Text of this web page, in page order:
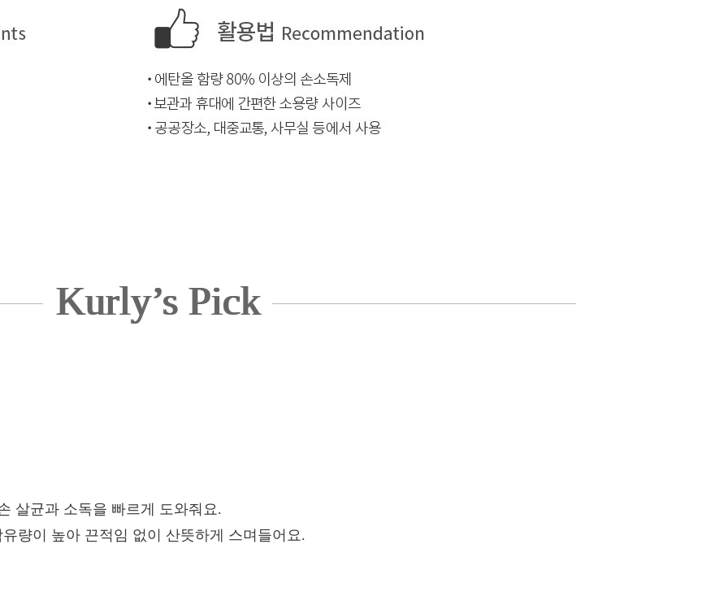
Kurly’s Pick
살균과 소독을 빠르게 도와줘요.
량이 높아 끈적임 없이 산뜻하게 스며들어요.